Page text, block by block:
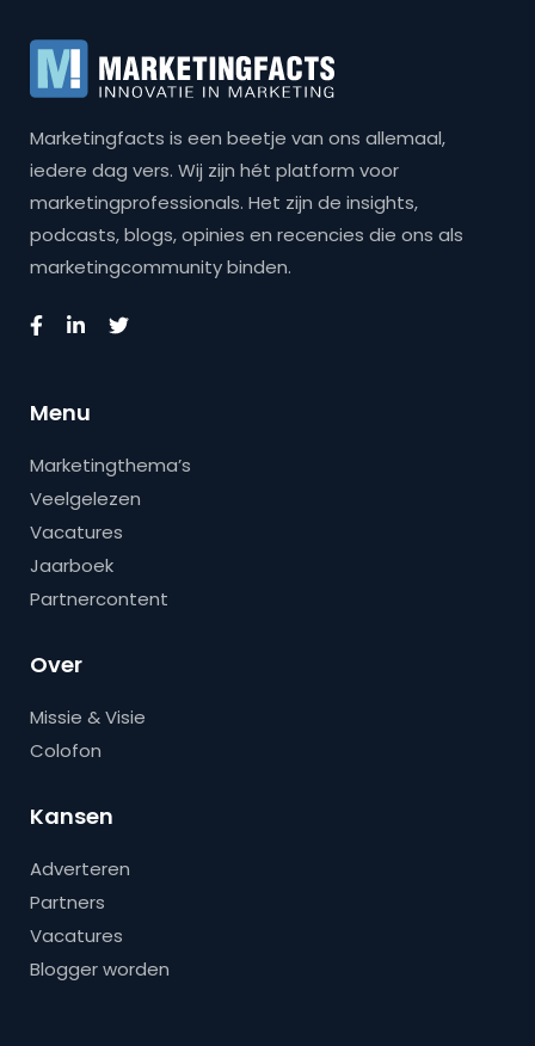
Marketingfacts is een beetje van ons allemaal,
iedere dag vers. Wij zijn hét platform voor
marketingprofessionals. Het zijn de insights,
podcasts, blogs, opinies en recencies die ons als
marketingcommunity binden.
Menu
Marketingthema’s
Veelgelezen
Vacatures
Jaarboek
Partnercontent
Over
Missie & Visie
Colofon
Kansen
Adverteren
Partners
Vacatures
Blogger worden